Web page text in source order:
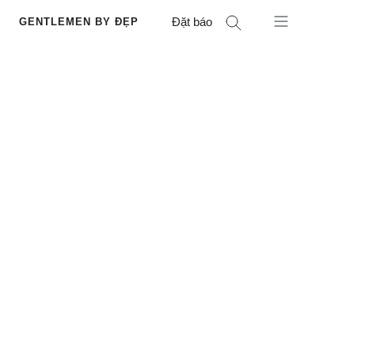
GENTLEMEN BY ĐẸP Đặt báo